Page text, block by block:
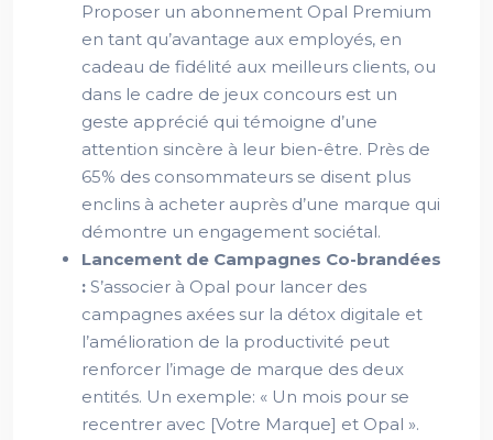
Proposer un abonnement Opal Premium
en tant qu’avantage aux employés, en
cadeau de fidélité aux meilleurs clients, ou
dans le cadre de jeux concours est un
geste apprécié qui témoigne d’une
attention sincère à leur bien-être. Près de
65% des consommateurs se disent plus
enclins à acheter auprès d’une marque qui
démontre un engagement sociétal.
Lancement de Campagnes Co-brandées
: S’associer à Opal pour lancer des
campagnes axées sur la détox digitale et
l’amélioration de la productivité peut
renforcer l’image de marque des deux
entités. Un exemple: « Un mois pour se
recentrer avec [Votre Marque] et Opal ».